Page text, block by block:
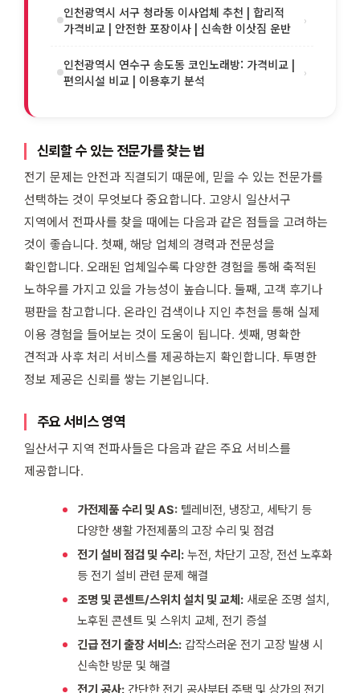
인천광역시 서구 청라동 이사업체 추천 | 합리적
가격비교 | 안전한 포장이사 | 신속한 이삿짐 운반
›
인천광역시 연수구 송도동 코인노래방: 가격비교 |
편의시설 비교 | 이용후기 분석
›
신뢰할 수 있는 전문가를 찾는 법
전기 문제는 안전과 직결되기 때문에, 믿을 수 있는 전문가를
선택하는 것이 무엇보다 중요합니다. 고양시 일산서구
지역에서 전파사를 찾을 때에는 다음과 같은 점들을 고려하는
것이 좋습니다. 첫째, 해당 업체의 경력과 전문성을
확인합니다. 오래된 업체일수록 다양한 경험을 통해 축적된
노하우를 가지고 있을 가능성이 높습니다. 둘째, 고객 후기나
평판을 참고합니다. 온라인 검색이나 지인 추천을 통해 실제
이용 경험을 들어보는 것이 도움이 됩니다. 셋째, 명확한
견적과 사후 처리 서비스를 제공하는지 확인합니다. 투명한
정보 제공은 신뢰를 쌓는 기본입니다.
주요 서비스 영역
일산서구 지역 전파사들은 다음과 같은 주요 서비스를
제공합니다.
가전제품 수리 및 AS: 텔레비전, 냉장고, 세탁기 등
다양한 생활 가전제품의 고장 수리 및 점검
전기 설비 점검 및 수리: 누전, 차단기 고장, 전선 노후화
등 전기 설비 관련 문제 해결
조명 및 콘센트/스위치 설치 및 교체: 새로운 조명 설치,
노후된 콘센트 및 스위치 교체, 전기 증설
긴급 전기 출장 서비스: 갑작스러운 전기 고장 발생 시
신속한 방문 및 해결
전기 공사: 간단한 전기 공사부터 주택 및 상가의 전기